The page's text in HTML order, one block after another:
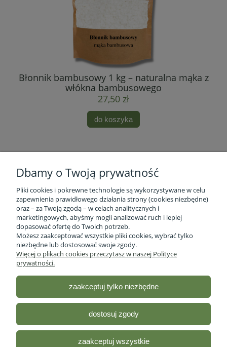
Błonnik bambusowy 1 kg – naturalna mąka z
włókna bambusowego
27,50 zł
do koszyka
Informacje o firmie
Obsługa klienta
Moje konto
Sklep ze zdrową żywnością - Stacja Bio| ul. lubelska 46 2/12,
Dbamy o Twoją prywatność
Pliki cookies i pokrewne technologie są wykorzystywane w celu
zapewnienia prawidłowego działania strony (cookies niezbędne)
oraz – za Twoją zgodą – w celach analitycznych i
marketingowych, abyśmy mogli analizować ruch i lepiej
dopasować ofertę do Twoich potrzeb.
Możesz zaakceptować wszystkie pliki cookies, wybrać tylko
niezbędne lub dostosować swoje zgody.
Więcej o plikach cookies przeczytasz w naszej Polityce
prywatności.
zaakceptuj tylko niezbędne
dostosuj zgody
zaakceptuj wszystkie